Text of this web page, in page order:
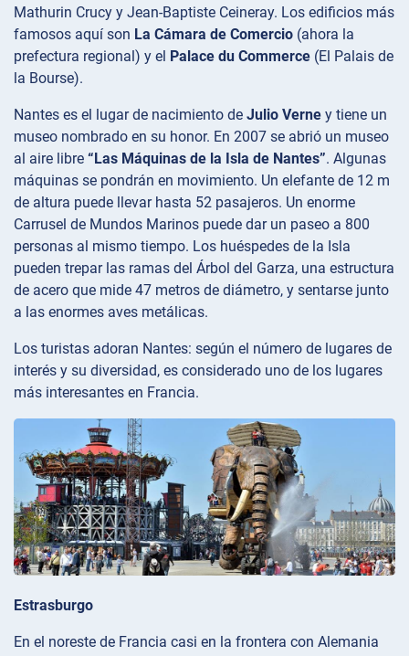
Mathurin Crucy y Jean-Baptiste Ceineray. Los edificios más
famosos aquí son La Cámara de Comercio (ahora la
prefectura regional) y el Palace du Commerce (El Palais de
la Bourse).
Nantes es el lugar de nacimiento de Julio Verne y tiene un
museo nombrado en su honor. En 2007 se abrió un museo
al aire libre “Las Máquinas de la Isla de Nantes”. Algunas
máquinas se pondrán en movimiento. Un elefante de 12 m
de altura puede llevar hasta 52 pasajeros. Un enorme
Carrusel de Mundos Marinos puede dar un paseo a 800
personas al mismo tiempo. Los huéspedes de la Isla
pueden trepar las ramas del Árbol del Garza, una estructura
de acero que mide 47 metros de diámetro, y sentarse junto
a las enormes aves metálicas.
Los turistas adoran Nantes: según el número de lugares de
interés y su diversidad, es considerado uno de los lugares
más interesantes en Francia.
Estrasburgo
En el noreste de Francia casi en la frontera con Alemania